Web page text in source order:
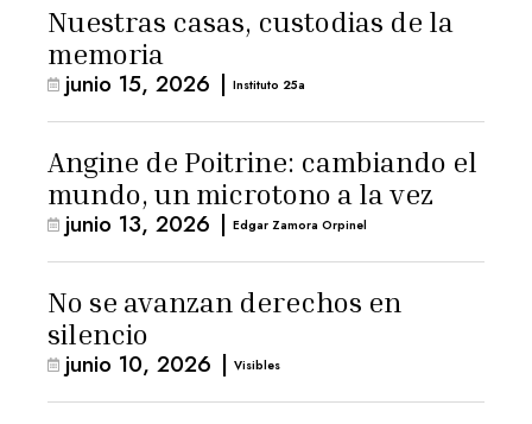
Nuestras casas, custodias de la
memoria
junio 15, 2026 | Instituto 25a
Angine de Poitrine: cambiando el
mundo, un microtono a la vez
junio 13, 2026 | Edgar Zamora Orpinel
No se avanzan derechos en
silencio
junio 10, 2026 | Visibles